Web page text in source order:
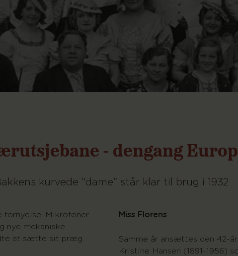
- dengang
kurvede "dame" står klar til brug i 1932
Mikrofoner,
nye mekaniske
at sætte sit præg.
Miss Florens
Samme år ansættes den 42-
Kristine Hansen (1891-1956)